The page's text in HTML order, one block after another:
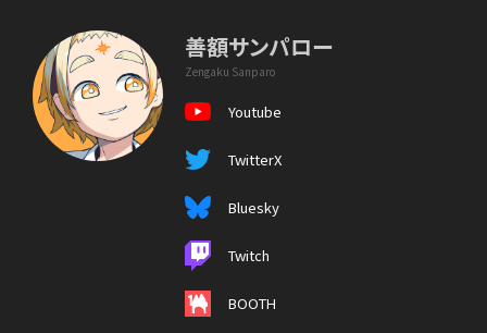
善額サンパロー
Zengaku Sanparo
Youtube
TwitterX
Bluesky
Twitch
BOOTH